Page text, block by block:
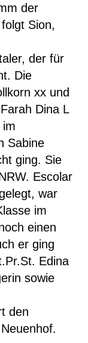
der
Sion,
der für
Die
xx und
Dina L
Sabine
ging. Sie
Escolar
war
im
einen
er ging
Edina
sowie
den